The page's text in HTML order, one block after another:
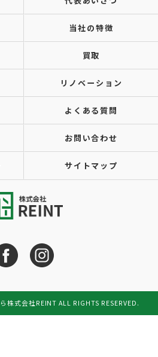
当社の特徴
買取
リノベーション
よくある質問
お問い合わせ
サイトマップ
式会社REINT ALL RIGHTS RESERVED.